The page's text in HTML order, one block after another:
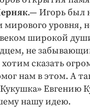
.— Игорь был
уровня,
широкой
не
сказать
нам в этом. А
Евгению
нашу идею.